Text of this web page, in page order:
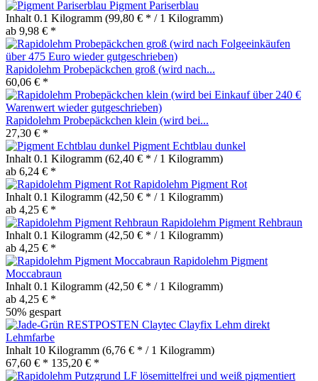
Pigment Pariserblau
Inhalt 0.1 Kilogramm (99,80 € * / 1 Kilogramm)
ab 9,98 € *
Rapidolehm Probepäckchen groß (wird nach...
60,06 € *
Rapidolehm Probepäckchen klein (wird bei...
27,30 € *
Pigment Echtblau dunkel
Inhalt 0.1 Kilogramm (62,40 € * / 1 Kilogramm)
ab 6,24 € *
Rapidolehm Pigment Rot
Inhalt 0.1 Kilogramm (42,50 € * / 1 Kilogramm)
ab 4,25 € *
Rapidolehm Pigment Rehbraun
Inhalt 0.1 Kilogramm (42,50 € * / 1 Kilogramm)
ab 4,25 € *
Rapidolehm Pigment
Moccabraun
Inhalt 0.1 Kilogramm (42,50 € * / 1 Kilogramm)
ab 4,25 € *
50% gespart
RESTPOSTEN Claytec Clayfix Lehm direkt
Lehmfarbe
Inhalt 10 Kilogramm (6,76 € * / 1 Kilogramm)
67,60 € * 135,20 € *